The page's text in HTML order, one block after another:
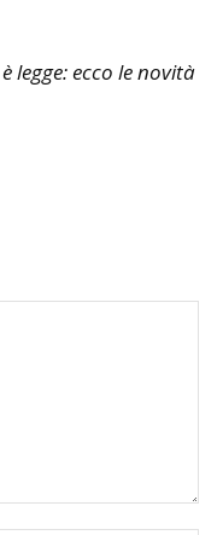
legge: ecco le novità